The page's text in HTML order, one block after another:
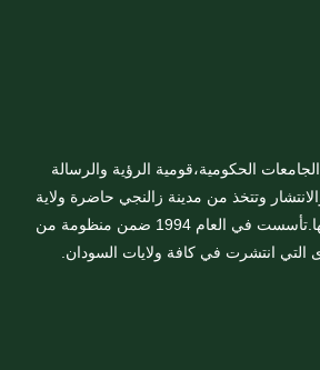
الحكومية،قومية الرؤية والرسالة
وتتخذ من مدينة زالنجي حاضرة ولاية
وسط دارفور حاليا مقرا لها.تأسست في العام 1994 ضمن منظومة من
التي انتشرت في كافة ولايات السودان.